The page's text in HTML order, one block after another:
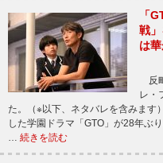
「
戦
は
反
レ・
た。（※以下、ネタバレを含みま
した学園ドラマ「GTO」が28年ぶ
… 続きを読む